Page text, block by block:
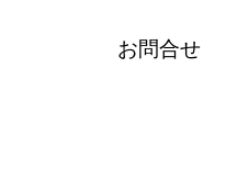
お問合せ